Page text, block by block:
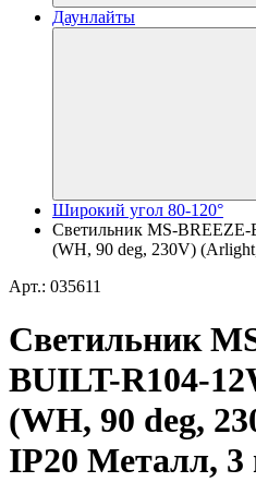
Даунлайты
Широкий угол 80-120°
Светильник MS-
(WH, 90 deg, 230V)
Арт.: 035611
Светильник
BUILT-R104-
(WH, 90 deg,
IP20 Металл, 3